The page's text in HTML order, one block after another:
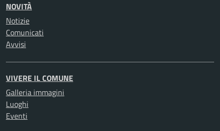
NOVITÀ
Notizie
Comunicati
Avvisi
VIVERE IL COMUNE
Galleria immagini
Luoghi
Eventi